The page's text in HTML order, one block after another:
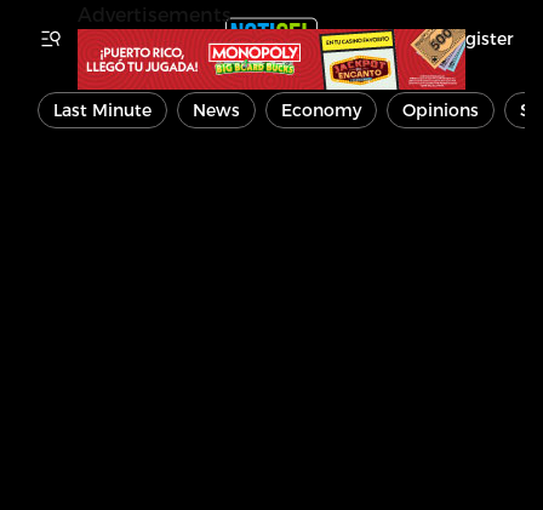
Register
Last Minute News Economy Opinions
Advertisements